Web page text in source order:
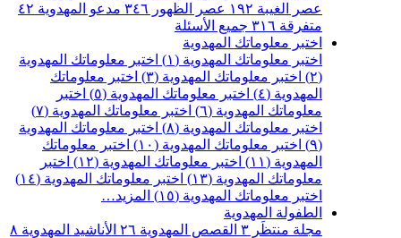
عصر الغيبة ١٩٢ عصر الظهور ٣٤٦ مدعو المهدوية ٤٢
متفرقة ٣١٦ جميع الأسئلة
اختبر معلوماتك المهدوية
اختبر معلوماتك المهدوية (١)
اختبر معلوماتك المهدوية
(٢)
اختبر معلوماتك المهدوية (٣)
اختبر معلوماتك
المهدوية (٤)
اختبر معلوماتك المهدوية (٥)
اختبر
معلوماتك المهدوية (٦)
اختبر معلوماتك المهدوية (٧)
اختبر معلوماتك المهدوية (٨)
اختبر معلوماتك المهدوية
(٩)
اختبر معلوماتك المهدوية (١٠)
اختبر معلوماتك
المهدوية (١١)
اختبر معلوماتك المهدوية (١٢)
اختبر
معلوماتك المهدوية (١٣)
اختبر معلوماتك المهدوية (١٤)
اختبر معلوماتك المهدوية (١٥)
المزيد…
الطفولة المهدوية
مجلة منتظَر ٣ القصص المهدوية ٢٦ الأناشيد المهدوية ٨